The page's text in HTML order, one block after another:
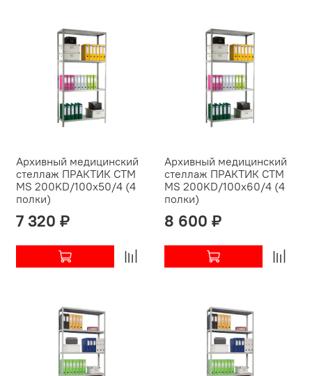
Архивный медицинский
стеллаж ПРАКТИК СТМ
MS 200KD/100х50/4 (4
полки)
7 320 ₽
Архивный медицинский
стеллаж ПРАКТИК СТМ
MS 200KD/100х60/4 (4
полки)
8 600 ₽